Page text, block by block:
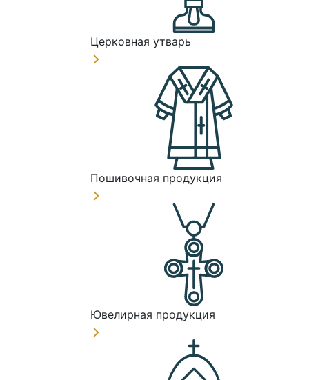
Церковная утварь
Пошивочная продукция
Ювелирная продукция